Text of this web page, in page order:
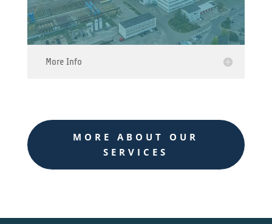
More Info
MORE ABOUT OUR
SERVICES